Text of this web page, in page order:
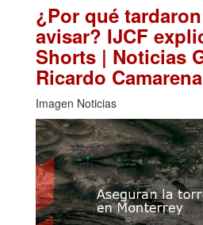
¿Por qué
avisar? IJCF
Shorts | Noticias
Ricardo Camarena
Imagen Noticias